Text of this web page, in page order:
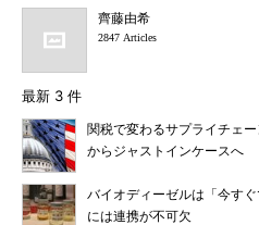
齊藤由希
2847 Articles
最新 3 件
関税で変わるサプライチェ
からジャストインケースへ
バイオディーゼルは「今す
には連携が不可欠